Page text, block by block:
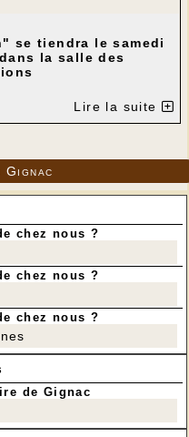
se tiendra le samedi
la salle des
Lire la suite
Gignac
chez nous ?
chez nous ?
chez nous ?
de Gignac